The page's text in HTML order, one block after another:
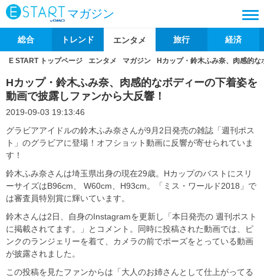
マガジン
総合 トレンド エンタメ 旅行 経済
E START トップページ エンタメ マガジン Hカップ・鈴木ふみ奈、肉感的
Hカップ・鈴木ふみ奈、肉感的なボディーの下着姿を
動画で披露しファンから大反響！
2019-09-03 19:13:46
グラビアアイドルの鈴木ふみ奈さんが9月2日発売の雑誌「週刊ポス
ト」のグラビアに登場！オフショット動画に反響が寄せられていま
す！
鈴木ふみ奈さんは埼玉県出身の現在29歳。Hカップのバストにスリ
ーサイズはB96cm、 W60cm、H93cm。「ミス・ワールド2018」で
は審査員特別賞に輝いています。
鈴木さんは2日、自身のInstagramを更新し「本日発売の 週刊ポスト
に掲載されてます。」とコメント。同時に投稿された動画では、ピ
ンクのランジェリーを着て、カメラの前でポーズをとっている動画
が披露されました。
この投稿を見たファンからは「大人のお姉さんとして仕上がってる